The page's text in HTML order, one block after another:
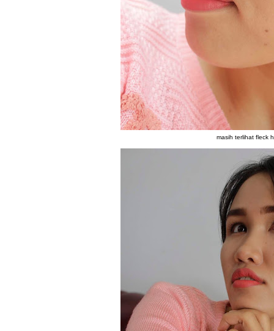
masih terlihat fleck